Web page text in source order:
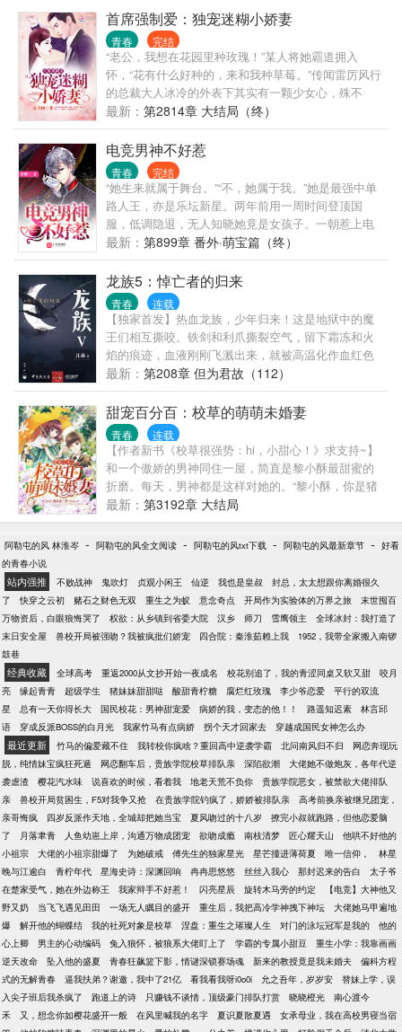
春》三百万字作品完本，人品保证，新书可以放心追
喽，让我们将爱情进行到底。
首席强制爱：独宠迷糊小娇妻
青春 完结
“老公，我想在花园里种玫瑰！”某人将她霸道拥入
怀，“花有什么好种的，来和我种草莓。”传闻雷厉风行
的总裁大人冰冷的外表下其实有一颗少女心，殊不
知……“先生，太太又在您的跑车上画卡通！”“……”当
晚，她气呼呼地瞪着美眸，“我要和你离婚！”某人脸色
一沉，“看来我还没有好好地爱够你，封太太！”恋人之
间最美的情话就是，我想你，也想睡你，更想睡醒有
你。【推荐自己的新书《逗趣萌宝：神仙姐姐抱回
家》】
最新： 第2814章 大结局（终）
电竞男神不好惹
青春 完结
“她生来就属于舞台。”“不，她属于我。”她是最强中单
路人王，亦是乐坛新星。两年前用一周时间登顶国
服，低调隐退，无人知晓她竟是女孩子。一朝惹上电
竞男神，一纸合约，她债务清空...
最新： 第899章 番外·萌宝篇（终）
龙族5：悼亡者的归来
青春 连载
【独家首发】热血龙族，少年归来！这是地狱中的魔
王们相互撕咬。铁剑和利爪撕裂空气，留下霜冻和火
焰的痕迹，血液刚刚飞溅出来，就被高温化作血红色
的蒸汽，冲击波在长长的走廊上来来去去，早已没有
任何完整的玻璃，连这座建筑物都摇摇欲坠。
最新： 第208章 但为君故（112）
甜宠百分百：校草的萌萌未婚妻
青春 连载
【作者新书《校草很强势：hi，小甜心！》求支持~】
和一个傲娇的男神同住一屋，简直是黎小酥最甜蜜的
折磨。每天，男神都是这样对她的。“黎小酥，你是猪
吗？”黎小酥委屈，她哪里像猪啦？她不小心把他压倒
在地上时，他讽刺：“你太重了，该减肥了。”黎小酥气
的想大骂：怎么就没把他压死呢，她才不重，才不需
却对她大吼：“你胆子大了啊！竟然这么晚不回家。”她
懵懵懂懂害怕不敢表白的时候，他却霸道严肃的告诉
她：“黎小酥，你的男人只能是我洛亦承，你不许离开
我！”
最新： 第3192章 大结局
阿勒屯的风 林淮岑 - 阿勒屯的风全文阅读 - 阿勒屯的风txt下载 - 阿勒屯的风最新章节 - 好看
的青春小说
站内强推 不败战神 鬼吹灯 贞观小闲王 仙逆 我也是皇叔
封总，太太想跟你离婚很久
了
快穿之云初 赌石之财色无双 重生之为蚁 意念奇点 开局作为实验体的万界之旅
末世囤百
万物资后，白眼狼悔哭了
权欲：从乡镇到省委大院 汉乡 师刀 雪鹰领主
全球冰封：我打造了
末日安全屋
兽校开局被强吻？我被疯批们娇宠 四合院：秦淮茹赖上我
1952，我带全家搬入南锣
鼓巷
经典收藏 全球高考 重返2000从文抄开始一夜成名 校花别追了，我的青涩同桌又软又甜
咬月
亮
缘起青青 超级学生 猪妹妹甜甜哒 酸甜青柠糖 腐烂红玫瑰 李少爷恋爱
平行的双流
星
总有一天你得长大 国民校花：男神甜宠爱 病娇的我，变态的他！！ 路遥知迟素
林言邱
语
穿成反派BOSS的白月光 我家竹马有点病娇 拐个天才回家去 穿越成国民女神怎么办
最近更新 竹马的偏爱藏不住 我转校你疯啥？重回高中逆袭学霸 北问南风归不归
网恋奔现玩
脱，纯情妹宝疯狂死遁
网恋翻车后，贵族学院校草排队亲 深陷欲潮
大佬她不做炮灰，各年代逆
袭虐渣
樱花汽水味 说喜欢的时候，看着我 地老天荒不负你
贵族学院恶女，被禁欲大佬排队
亲
兽校开局贫困生，F5对我争又抢 在贵族学院钓疯了，娇娇被排队亲
高考前换亲被继兄团宠，
亲哥悔疯
四岁反派作天地，全城却把她当宝 夏风吻过的十八岁
撩完小叔就跑路，但他恋爱脑
了
月落聿青 人鱼幼崽上岸，沟通万物成团宠 欲吻成瘾 南枝清梦 匠心耀天山
他哄不好他的
小祖宗
大佬的小祖宗甜爆了 为她破戒 傅先生的独家星光 星芒撞进薄荷夏 唯一信仰，
林星
晚与江逾白
青柠年代 星海史诗：深渊回响 冉冉思悠悠 丝丝入我心 那封迟来的告白
太子爷
在楚家受气，她在外边称王
我家辩手不好惹！ 闪亮星辰 旋转木马旁的约定
【电竞】大神他又
野又奶
当飞飞遇见田田 一场无人瞩目的盛开 重生后，我把高冷学神拽下神坛
大佬她马甲遍地
爆
解开他的蝴蝶结 我的社死对象是校草 涅盘：重生之璀璨人生 对门的泳坛冠军是我的
他的
心上卿
男主的心动编码 兔入狼怀，被狼系大佬盯上了 学霸的专属小甜豆
重生小学：我靠画画
逆天改命
坠入他的盛夏 青春狂飙篮下影，情谜深锁赛场魂 新来的教授竟是我未婚夫
偏科方程
式的无解青春
逼我扶弟？谢邀，我中了21亿 看我看我呀i0o0i 允之吾年，岁岁安
替妹上学，误
入尖子班后我杀疯了
跑道上的诗 只赚钱不谈情，顶级豪门排队打赏 晓晓橙光
南心渡今
禾
又，想念你如樱花盛开一般 在风里喊我的名字 夏识夏散夏遇
女承母业，我在高校男寝当宿